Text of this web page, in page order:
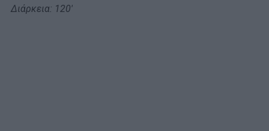
Διάρκεια: 120′